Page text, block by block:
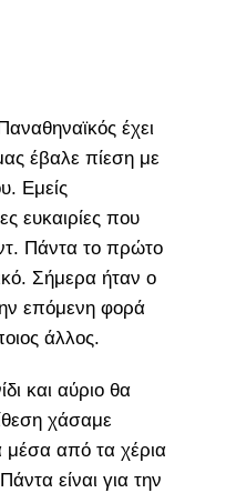
έχει
έβαλε πίεση με
Εμείς
ευκαιρίες που
Πάντα το πρώτο
Σήμερα ήταν ο
επόμενη φορά
άλλος.
και αύριο θα
χάσαμε
από τα χέρια
είναι για την